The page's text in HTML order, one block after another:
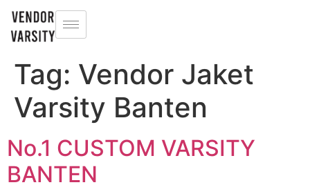
Tag: Vendor Jaket
Varsity Banten
No.1 CUSTOM VARSITY
BANTEN